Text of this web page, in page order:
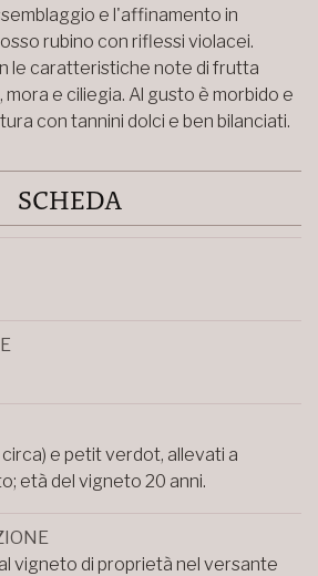
e l'affinamento in
rubino con riflessi violacei.
le caratteristiche note di frutta
mora e ciliegia. Al gusto è morbido e
con tannini dolci e ben bilanciati.
SCHEDA
e petit verdot, allevati a
età del vigneto 20 anni.
vigneto di proprietà nel versante